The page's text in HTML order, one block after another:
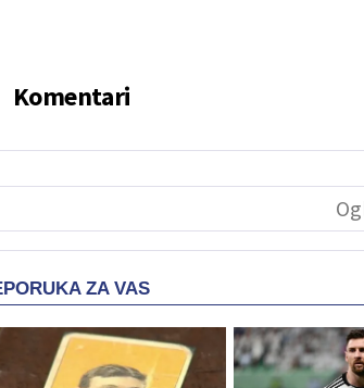
Komentari
ZA VAS